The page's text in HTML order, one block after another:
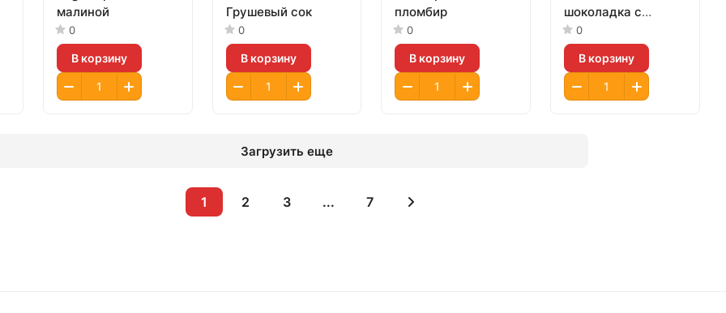
малиной
0
В корзину
Грушевый сок
0
В корзину
пломбир
0
В корзину
шоколадка с
начинкой 55гр
Шоколадно-
ореховый
0
В корзину
Загрузить еще
1 2 3 ... 7